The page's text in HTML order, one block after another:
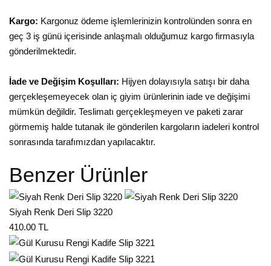
Kargo: Kargonuz ödeme işlemlerinizin kontrolünden sonra en
geç 3 iş günü içerisinde anlaşmalı olduğumuz kargo firmasıyla
gönderilmektedir.
İade ve Değişim Koşulları: Hijyen dolayısıyla satışı bir daha
gerçekleşemeyecek olan iç giyim ürünlerinin iade ve değişimi
mümkün değildir. Teslimatı gerçekleşmeyen ve paketi zarar
görmemiş halde tutanak ile gönderilen kargoların iadeleri kontrol
sonrasında tarafımızdan yapılacaktır.
Benzer Ürünler
Siyah Renk Deri Slip 3220
410.00 TL